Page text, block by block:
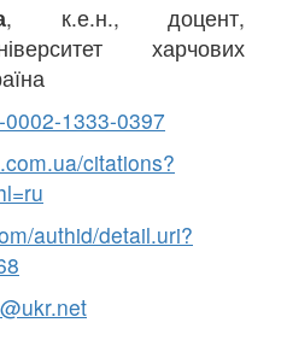
, к.е.н., доцент,
харчових
1333-0397
citations?
/authid/detail.uri?
@ukr.net